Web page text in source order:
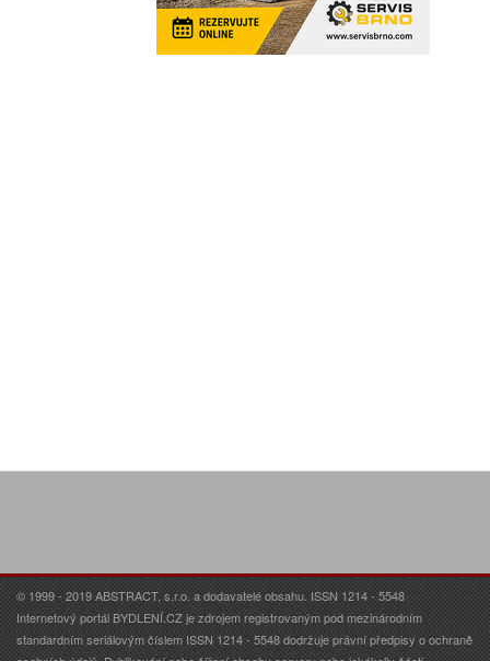
© 1999 - 2019 ABSTRACT, s.r.o. a dodavatelé obsahu. ISSN 1214 - 5548
Internetový portál BYDLENÍ.CZ je zdrojem registrovaným pod mezinárodním
standardním seriálovým číslem ISSN 1214 - 5548 dodržuje právní předpisy o ochraně